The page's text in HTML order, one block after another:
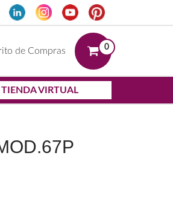
de Compras 0
TIENDA VIRTUAL